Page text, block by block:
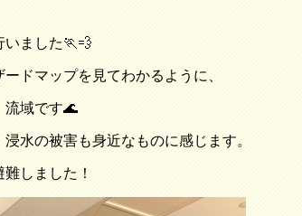
いました🏃💨
ドマップを見てわかるように、
流域です🌊
水の被害も身近なものに感じます。
難しました！